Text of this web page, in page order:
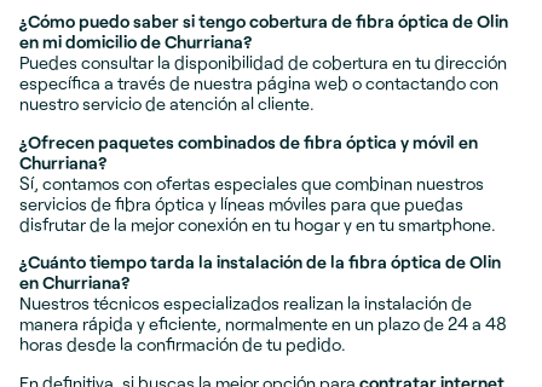
¿Cómo puedo saber si tengo cobertura de fibra óptica de Olin
en mi domicilio de Churriana?
Puedes consultar la disponibilidad de cobertura en tu dirección
específica a través de nuestra página web o contactando con
nuestro servicio de atención al cliente.
¿Ofrecen paquetes combinados de fibra óptica y móvil en
Churriana?
Sí, contamos con ofertas especiales que combinan nuestros
servicios de fibra óptica y líneas móviles para que puedas
disfrutar de la mejor conexión en tu hogar y en tu smartphone.
¿Cuánto tiempo tarda la instalación de la fibra óptica de Olin
en Churriana?
Nuestros técnicos especializados realizan la instalación de
manera rápida y eficiente, normalmente en un plazo de 24 a 48
horas desde la confirmación de tu pedido.
En definitiva, si buscas la mejor opción para contratar internet